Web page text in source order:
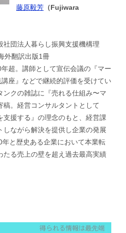
藤原毅芳 （Fujiwara
社団法人暮らし振興支援機構理
外翻訳出版1冊
超。講師として宣伝会議の『マー
座』などで継続的評価を受けてい
ンクの雑誌に『売れる仕組み〜マ
稿。経営コンサルタントとして
支援する』の理念のもと、経営課
しながら解決を提供し企業の発展
と歴史ある企業において本業転
たる売上の壁を超え過去最高実績